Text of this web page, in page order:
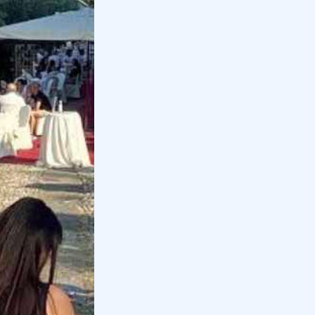
Pagine correlate
Passeggiate a Cavallo vicino a Milano: Le 9
Migliori
Escursioni a cavallo di 1 o più ore nei dintorni
di Milano, a pochi minuti di macchina dal
centro....
Degustazione vini vicino a Milano: le 10 migliori
Scopri le migliori degustazioni di vino vicino a
Milano: dall'Oltrepo' Pavese a Bergamo.
Tante idee per una giornata tra...
Pranzo in agriturismo a Milano: le 8 migliori
cascine fuori dalla città
Scopri i migliori agriturismi a Milano in cui
gustare un pranzo tipico Lombardo con
amici, famigliari e bambini immersi ...